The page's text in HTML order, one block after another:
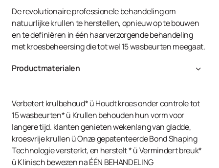
De revolutionaire professionele behandeling om
natuurlijke krullen te herstellen, opnieuw op te bouwen
en te definiëren in één haarverzorgende behandeling
met kroesbeheersing die tot wel 15 wasbeurten meegaat.
Productmaterialen
to penetrate deep into the cortex to help replenish
keratin while re-linking disulfide bonds and locking them
into place for enhanced curl definition. PATENTED
OLAPLEX BOND BUILDING TECHNOLOGY™: Strengthens
disulfide bonds responsible for hair structure and
strength for visibly healthier curls. PROFESSIONAL CURL
Verbetert krulbehoud* ü Houdt kroes onder controle tot
15 wasbeurten* ü Krullen behouden hun vorm voor
langere tijd. klanten genieten wekenlang van gladde,
kroesvrije krullen ü Onze gepatenteerde Bond Shaping
Technologie versterkt, en herstelt * ü Vermindert breuk*
ü Klinisch bewezen na ÉÉN BEHANDELING